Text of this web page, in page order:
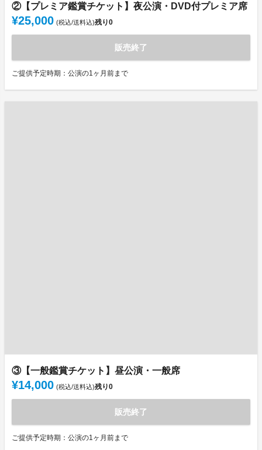
②【プレミア鑑賞チケット】夜公演・DVD付プレミア席
¥25,000 (税込/送料込)残り0
販売終了
ご提供予定時期：公演の1ヶ月前まで
③【一般鑑賞チケット】昼公演・一般席
¥14,000 (税込/送料込)残り0
販売終了
ご提供予定時期：公演の1ヶ月前まで